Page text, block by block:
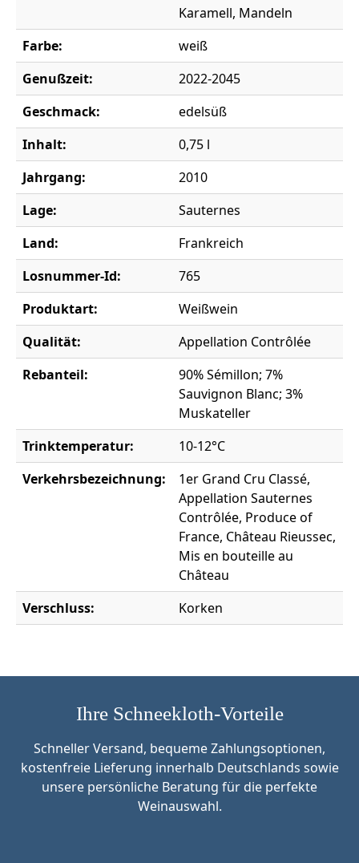
Karamell, Mandeln
Farbe:
weiß
Genußzeit:
2022-2045
Geschmack:
edelsüß
Inhalt:
0,75 l
Jahrgang:
2010
Lage:
Sauternes
Land:
Frankreich
Losnummer-Id:
765
Produktart:
Weißwein
Qualität:
Appellation Contrôlée
Rebanteil:
90% Sémillon; 7%
Sauvignon Blanc; 3%
Muskateller
Trinktemperatur:
10-12°C
Verkehrsbezeichnung:
1er Grand Cru Classé,
Appellation Sauternes
Contrôlée, Produce of
France, Château Rieussec,
Mis en bouteille au
Château
Verschluss:
Korken
Ihre Schneekloth-Vorteile
Schneller Versand, bequeme Zahlungsoptionen,
kostenfreie Lieferung innerhalb Deutschlands sowie
unsere persönliche Beratung für die perfekte
Weinauswahl.